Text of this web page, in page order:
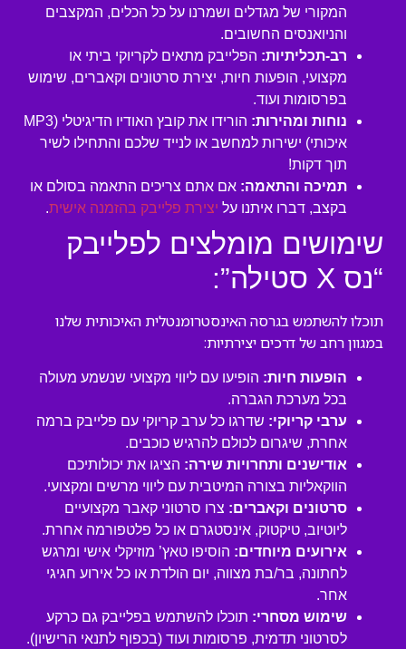
המקורי של מגדלים ושמרנו על כל הכלים, המקצבים
והניואנסים החשובים.
רב-תכליתיות: הפלייבק מתאים לקריוקי ביתי או
מקצועי, הופעות חיות, יצירת סרטונים וקאברים, שימוש
בפרסומות ועוד.
נוחות ומהירות:
הורידו את קובץ האודיו הדיגיטלי (MP3
איכותי) ישירות למחשב או לנייד שלכם והתחילו לשיר
תוך דקות!
תמיכה והתאמה: אם אתם צריכים התאמה בסולם או
בקצב, דברו איתנו על יצירת פלייבק בהזמנה אישית.
שימושים מומלצים לפלייבק
“נס X סטילה”:
תוכלו להשתמש בגרסה האינסטרומנטלית האיכותית שלנו
במגוון רחב של דרכים יצירתיות:
הופעות חיות: הופיעו עם ליווי מקצועי שנשמע מעולה
בכל מערכת הגברה.
ערבי קריוקי: שדרגו כל ערב קריוקי עם פלייבק ברמה
אחרת, שיגרום לכולם להרגיש כוכבים.
אודישנים ותחרויות שירה: הציגו את יכולותיכם
הווקאליות בצורה המיטבית עם ליווי מרשים ומקצועי.
סרטונים וקאברים: צרו סרטוני קאבר מקצועיים
ליוטיוב, טיקטוק, אינסטגרם או כל פלטפורמה אחרת.
אירועים מיוחדים: הוסיפו טאץ’ מוזיקלי אישי ומרגש
לחתונה, בר/בת מצווה, יום הולדת או כל אירוע חגיגי
אחר.
שימוש מסחרי: תוכלו להשתמש בפלייבק גם כרקע
לסרטוני תדמית, פרסומות ועוד (בכפוף לתנאי הרישיון).